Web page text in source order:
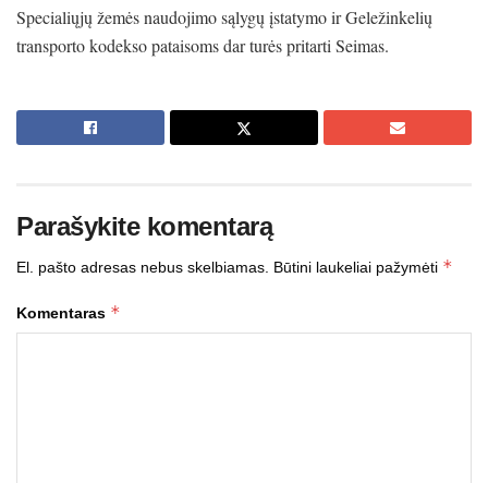
Specialiųjų žemės naudojimo sąlygų įstatymo ir Geležinkelių
transporto kodekso pataisoms dar turės pritarti Seimas.
Parašykite komentarą
El. pašto adresas nebus skelbiamas. Būtini laukeliai pažymėti *
Komentaras *